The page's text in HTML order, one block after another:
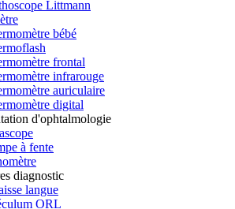
Littmann
bébé
frontal
infrarouge
auriculaire
digital
d'ophtalmologie
à fente
diagnostic
langue
ORL